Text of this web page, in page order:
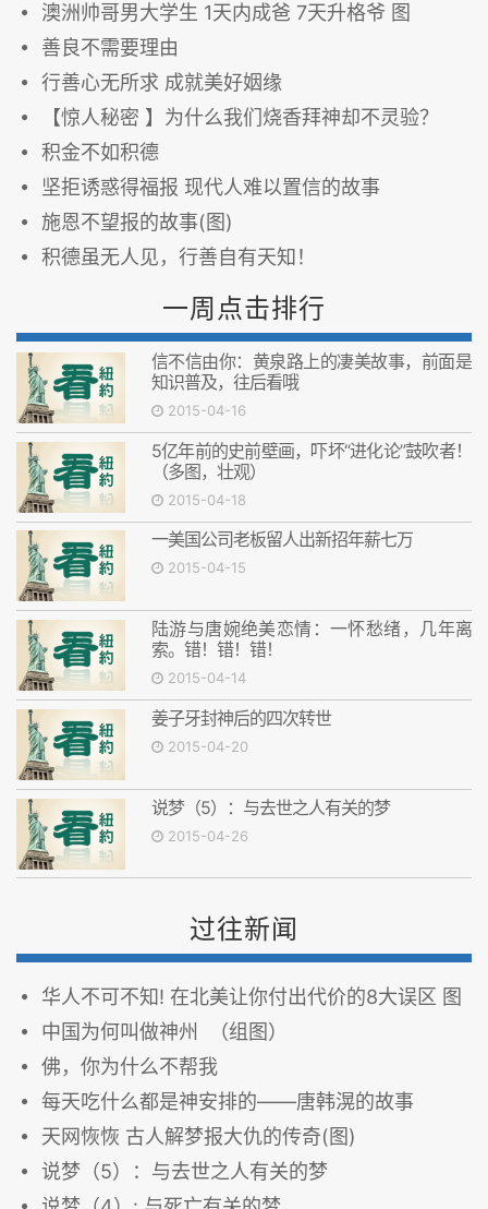
澳洲帅哥男大学生 1天内成爸 7天升格爷 图
善良不需要理由
行善心无所求 成就美好姻缘
【惊人秘密 】为什么我们烧香拜神却不灵验？
积金不如积德
坚拒诱惑得福报 现代人难以置信的故事
施恩不望报的故事(图)
积德虽无人见，行善自有天知！
一周点击排行
信不信由你：黄泉路上的凄美故事，前面是
知识普及，往后看哦
2015-04-16
5亿年前的史前壁画，吓坏“进化论”鼓吹者！
（多图，壮观）
2015-04-18
一美国公司老板留人出新招年薪七万
2015-04-15
陆游与唐婉绝美恋情：一怀愁绪，几年离
索。错！错！错！
2015-04-14
姜子牙封神后的四次转世
2015-04-20
说梦（5）：与去世之人有关的梦
2015-04-26
过往新闻
华人不可不知! 在北美让你付出代价的8大误区 图
中国为何叫做神州 （组图）
佛，你为什么不帮我
每天吃什么都是神安排的——唐韩滉的故事
天网恢恢 古人解梦报大仇的传奇(图)
说梦（5）：与去世之人有关的梦